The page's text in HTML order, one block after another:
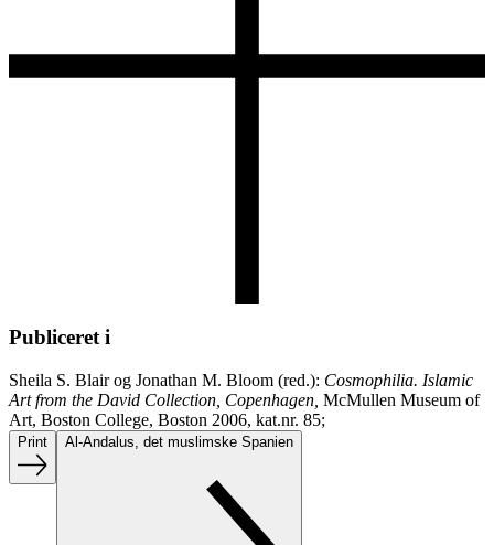
Publiceret i
Sheila S. Blair og Jonathan M. Bloom (red.): Cosmophilia. Islamic
Art from the David Collection, Copenhagen, McMullen Museum of
Art, Boston College, Boston 2006, kat.nr. 85;
Print Al-Andalus, det muslimske Spanien